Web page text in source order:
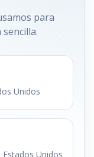
para
Unidos
Unidos